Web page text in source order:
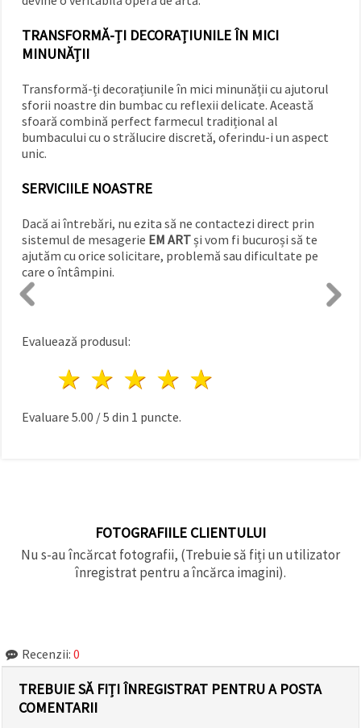
TRANSFORMĂ-ȚI DECORAȚIUNILE ÎN MICI
MINUNĂȚII
Transformă-ți decorațiunile în mici minunății cu ajutorul
sforii noastre din bumbac cu reflexii delicate. Această
sfoară combină perfect farmecul tradițional al
bumbacului cu o strălucire discretă, oferindu-i un aspect
unic.
SERVICIILE NOASTRE
Dacă ai întrebări, nu ezita să ne contactezi direct prin
sistemul de mesagerie EM ARTși vom fi bucuroși să te
ajutăm cu orice solicitare, problemă sau dificultate pe
care o întâmpini.
Evaluează produsul:
4 stele
3 stele
2 stele
1 stea
Evaluare 5.00 /5 din 1 puncte.
FOTOGRAFIILE CLIENTULUI
Nu s-au încărcat fotografii, (Trebuie să fiți un utilizator
înregistrat pentru a încărca imagini).
Recenzii: 0
TREBUIE SĂ FIȚI ÎNREGISTRAT PENTRU A POSTA
COMENTARII